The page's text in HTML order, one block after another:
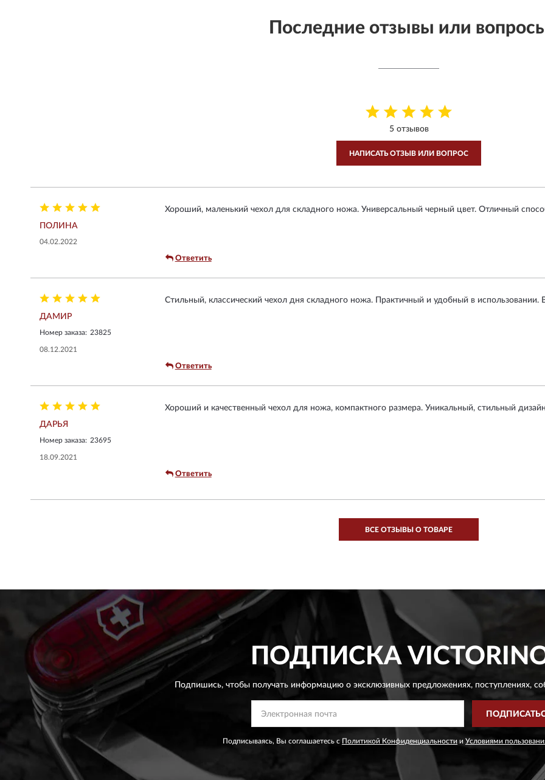
Последние отзывы или
5 отзывов
НАПИСАТЬ ОТЗЫВ ИЛИ ВОПРОС
ПОЛИНА
04.02.2022
Хороший, маленький чехол для складного ножа. Универсальный черный цвет. Отличный
Ответить
ДАМИР
Номер заказа: 23825
08.12.2021
Стильный, классический чехол дня складного ножа. Практичный и удобный в использовании.
Ответить
ДАРЬЯ
Номер заказа: 23695
18.09.2021
Хороший и качественный чехол для ножа, компактного размера. Уникальный, стильный
Ответить
ВСЕ ОТЗЫВЫ О ТОВАРЕ
ПОДПИСКА
Подпишись, чтобы получать информацию о эксклюзивных предложениях,поступлениях,
Подписываясь, Вы соглашаетесь с Политикой Конфиденциальности и Условиями